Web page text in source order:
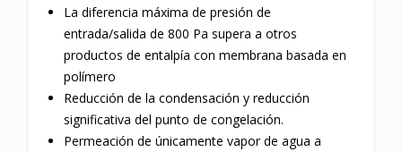
La diferencia máxima de presión de
entrada/salida de 800 Pa supera a otros
productos de entalpía con membrana basada en
polímero
Reducción de la condensación y reducción
significativa del punto de congelación.
Permeación de únicamente vapor de agua a